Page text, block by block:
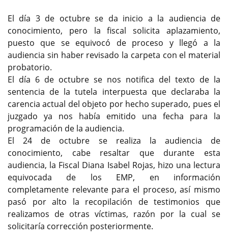
El día 3 de octubre se da inicio a la audiencia de
conocimiento, pero la fiscal solicita aplazamiento,
puesto que se equivocó de proceso y llegó a la
audiencia sin haber revisado la carpeta con el material
probatorio.
El día 6 de octubre se nos notifica del texto de la
sentencia de la tutela interpuesta que declaraba la
carencia actual del objeto por hecho superado, pues el
juzgado ya nos había emitido una fecha para la
programación de la audiencia.
El 24 de octubre se realiza la audiencia de
conocimiento, cabe resaltar que durante esta
audiencia, la Fiscal Diana Isabel Rojas, hizo una lectura
equivocada de los EMP, en información
completamente relevante para el proceso, así mismo
pasó por alto la recopilación de testimonios que
realizamos de otras víctimas, razón por la cual se
solicitaría corrección posteriormente.